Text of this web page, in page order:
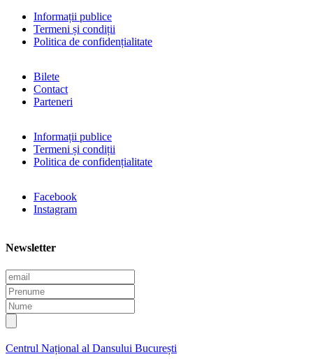
Informații publice
Termeni și condiții
Politica de confidențialitate
Bilete
Contact
Parteneri
Informații publice
Termeni și condiții
Politica de confidențialitate
Facebook
Instagram
Newsletter
E
m
a
i
l
P
r
e
n
m
N
u
m
e
Centrul Național al Dansului București